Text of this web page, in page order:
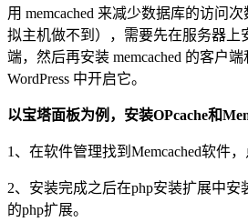
用 memcached 来减少数据库的访问
拟主机做不到），需要先在服务器上
端，然后再安装 memcached 的客户
WordPress 中开启它。
以宝塔面板为例，安装OPcache和
1、在软件管理找到Memcached软件，
2、安装完成之后在php安装扩展中安
的php扩展。